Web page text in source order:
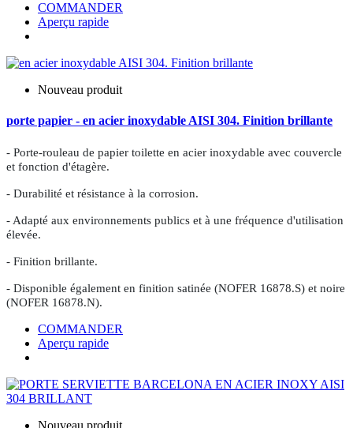
COMMANDER
Aperçu rapide
Nouveau produit
porte papier - en acier inoxydable AISI 304. Finition brillante
- Porte-rouleau de papier toilette en acier inoxydable avec couvercle
et fonction d'étagère.
- Durabilité et résistance à la corrosion.
- Adapté aux environnements publics et à une fréquence d'utilisation
élevée.
- Finition brillante.
- Disponible également en finition satinée (NOFER 16878.S) et noire
(NOFER 16878.N).
COMMANDER
Aperçu rapide
Nouveau produit